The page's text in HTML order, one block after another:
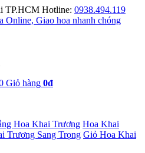
TP.HCM Hotline: 0938.494.119
Giỏ hàng 0đ
Hoa Khai Trương Hoa Khai
Trương Sang Trọng Giỏ Hoa Khai